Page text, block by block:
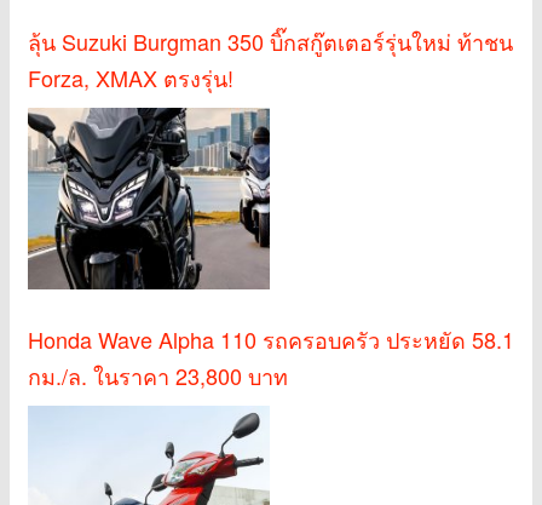
ลุ้น Suzuki Burgman 350 บิ๊กสกู๊ตเตอร์รุ่นใหม่ ท้าชน
Forza, XMAX ตรงรุ่น!
Honda Wave Alpha 110 รถครอบครัว ประหยัด 58.1
กม./ล. ในราคา 23,800 บาท